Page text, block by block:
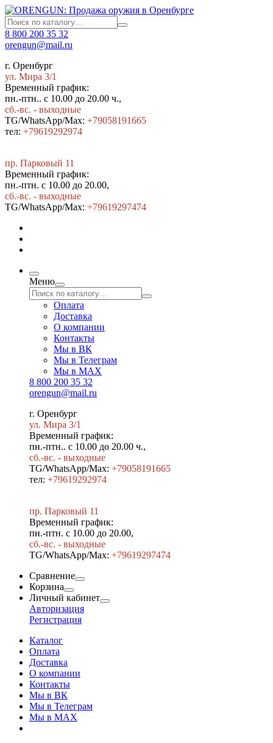
8 800 200 35 32
orengun@mail.ru
г. Оренбург
ул. Мира 3/1
Временный график:
пн.-птн.. с 10.00 до 20.00 ч.,
сб.-вс. - выходные
TG/WhatsApp/Max: +79058191665
тел: +79619292974
пр. Парковый 11
Временный график:
пн.-птн. с 10.00 до 20.00,
сб.-вс. - выходные
TG/WhatsApp/Max: +79619297474
Меню
Оплата
Доставка
О компании
Контакты
Мы в ВК
Мы в Телеграм
Мы в МAX
8 800 200 35 32
orengun@mail.ru
г. Оренбург
ул. Мира 3/1
Временный график:
пн.-птн.. с 10.00 до 20.00 ч.,
сб.-вс. - выходные
TG/WhatsApp/Max: +79058191665
тел: +79619292974
пр. Парковый 11
Временный график:
пн.-птн. с 10.00 до 20.00,
сб.-вс. - выходные
TG/WhatsApp/Max: +79619297474
Сравнение
Корзина
Личный кабинет
Авторизация
Регистрация
Каталог
Оплата
Доставка
О компании
Контакты
Мы в ВК
Мы в Телеграм
Мы в МAX